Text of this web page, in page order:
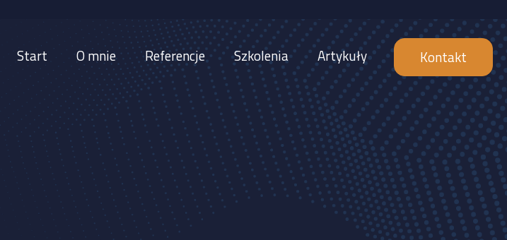
Start O mnie Referencje Szkolenia Artykuły Kontakt